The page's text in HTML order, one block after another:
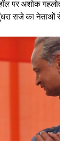
पर अशोक
राजे का नेताओं से